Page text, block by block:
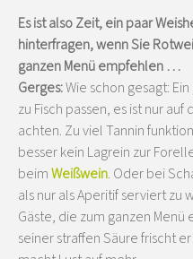
Es ist also Zeit, ein paar
hinterfragen, wenn Sie
ganzen Menü empfehlen …
Gerges:Wie schon gesagt:
zu Fisch passen, es ist nur
achten. Zu viel Tannin
besser kein Lagrein zur
beimWeißwein. Oder bei
als nur als Aperitif serviert zu
Gäste, die zum ganzen Menü
seiner straffen Säure frischt